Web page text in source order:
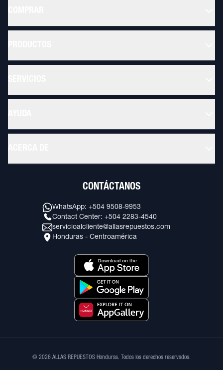
CONTÁCTANOS
WhatsApp: +504 9508-9953
Contact Center: +504 2283-4540
servicioalcliente@allasrepuestos.com
Honduras - Centroamérica
© 2026 ALLAS REPUESTOS Honduras. Todos los derechos reservados.